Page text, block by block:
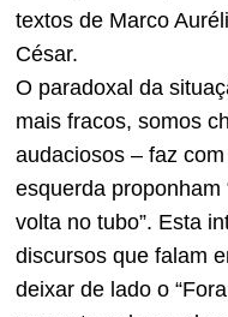
textos de Marco
César.
O paradoxal da
mais fracos, somos
audaciosos – faz
esquerda proponham
volta no tubo”. Esta
discursos que falam
deixar de lado o